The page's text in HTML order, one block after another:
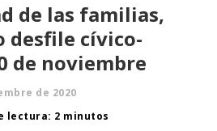
de las familias,
desfile cívico-
de noviembre
de 2020
lectura: 2 minutos